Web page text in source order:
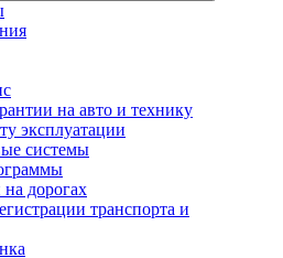
на авто и технику
эксплуатации
системы
дорогах
транспорта и